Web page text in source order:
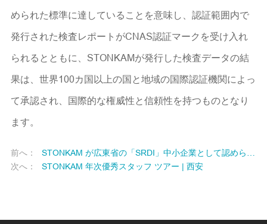
められた標準に達していることを意味し、認証範囲内で
発行された検査レポートがCNAS認証マークを受け入れ
られるとともに、STONKAMが発行した検査データの結
果は、世界100カ国以上の国と地域の国際認証機関によっ
て承認され、国際的な権威性と信頼性を持つものとなり
ます。
前へ：
STONKAM が広東省の「SRDI」中小企業として認められたことをお祝いします。
次へ：
STONKAM 年次優秀スタッフ ツアー | 西安